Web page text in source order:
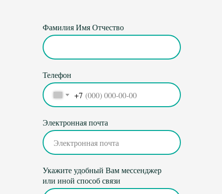
Фамилия Имя Отчество
Телефон
+7
Электронная почта
Укажите удобный Вам мессенджер
или иной способ связи